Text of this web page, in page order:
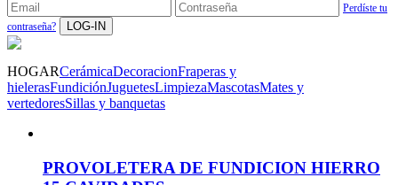
Perdíste tu
contraseña?
LOG-IN
HOGARCerámicaDecoracionFraperas y
hielerasFundiciónJuguetesLimpiezaMascotasMates y
vertedoresSillas y banquetas
PROVOLETERA DE FUNDICION HIERRO